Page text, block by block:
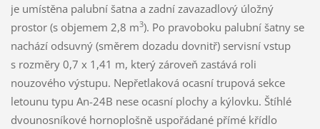
je umístěna palubní šatna a zadní zavazadlový úložný
prostor (s objemem 2,8 m3). Po pravoboku palubní šatny se
nachází odsuvný (směrem dozadu dovnitř) servisní vstup
s rozměry 0,7 x 1,41 m, který zároveň zastává roli
nouzového výstupu. Nepřetlaková ocasní trupová sekce
letounu typu An-24B nese ocasní plochy a kýlovku. Štíhlé
dvounosníkové hornoplošně uspořádané přímé křídlo